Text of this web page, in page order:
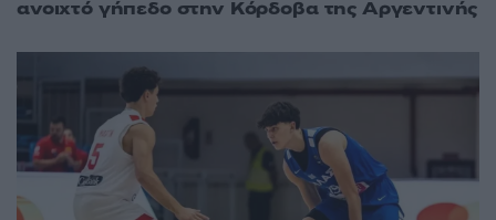
ανοιχτό γήπεδο στην Κόρδοβα της Αργεντινής